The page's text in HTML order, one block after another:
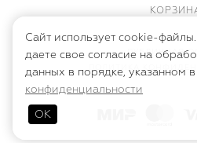
ПУБЛИЧНАЯ
ПОЛИТИКА
Сайт использует cookie-
даете свое согласие на
данных в порядке, указанном
конфиденциальности
ОК